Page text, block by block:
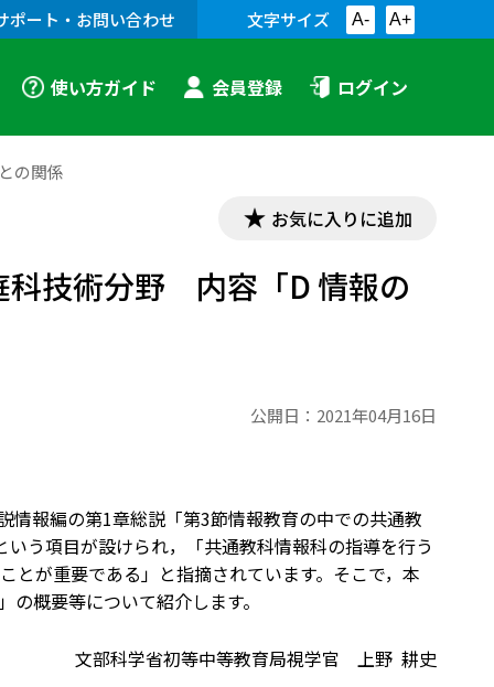
ポート・お問い合わせ 文字サイズ A- A+
使い方ガイド 会員登録 ログイン
の関係
お気に入りに追加
科技術分野 内容「D 情報の
公開日： 2021年04月16日
報編の第1章総説「第3節情報教育の中での共通教
う項目が設けられ，「共通教科情報科の指導を行う
とが重要である」と指摘されています。そこで，本
概要等について紹介します。
文部科学省初等中等教育局視学官 上野 耕史